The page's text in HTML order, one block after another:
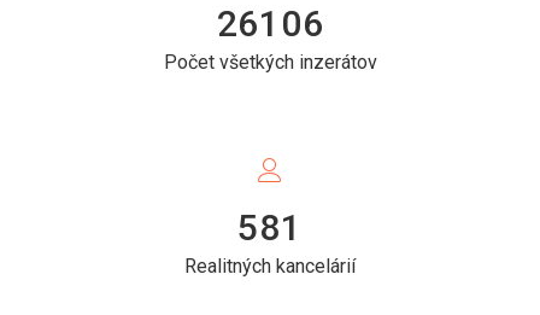
26106
Počet všetkých inzerátov
581
Realitných kancelárií